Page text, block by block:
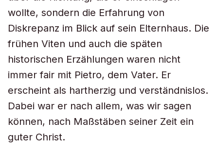
wollte, sondern die Erfahrung von
Diskrepanz im Blick auf sein Elternhaus. Die
frühen Viten und auch die späten
historischen Erzählungen waren nicht
immer fair mit Pietro, dem Vater. Er
erscheint als hartherzig und verständnislos.
Dabei war er nach allem, was wir sagen
können, nach Maßstäben seiner Zeit ein
guter Christ.